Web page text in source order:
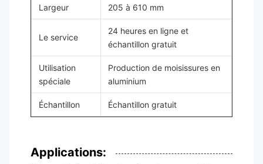
Largeur 205 à 610 mm
Le service
24 heures en ligne et
échantillon gratuit
Utilisation
spéciale
Production de moisissures en
aluminium
Échantillon Échantillon gratuit
Applications: